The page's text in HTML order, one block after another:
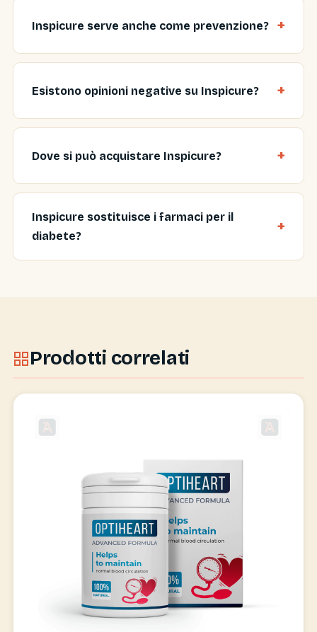
Inspicure serve anche come prevenzione?
Esistono opinioni negative su Inspicure?
Dove si può acquistare Inspicure?
Inspicure sostituisce i farmaci per il
diabete?
Prodotti correlati